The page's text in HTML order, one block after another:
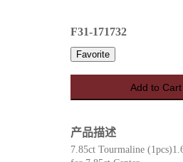
F31-171732
Favorite
Add to Cart
产品描述
7.85ct Tourmaline